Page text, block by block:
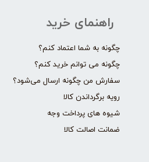
راهنمای خرید
چگونه به شما اعتماد کنم؟
چگونه می توانم خرید کنم؟
سفارش من چگونه ارسال می‌شود؟
رویه برگرداندن کالا
شیوه های پرداخت وجه
ضمانت اصالت کالا